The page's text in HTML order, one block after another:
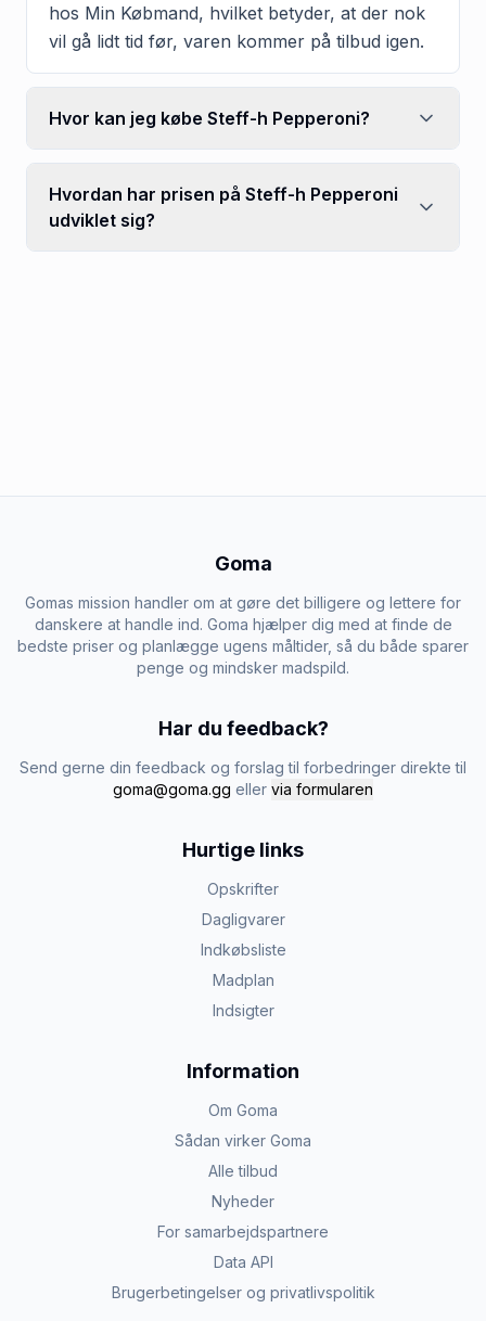
hos Min Købmand, hvilket betyder, at der nok
vil gå lidt tid før, varen kommer på tilbud igen.
Hvor kan jeg købe Steff-h Pepperoni?
Hvordan har prisen på Steff-h Pepperoni
udviklet sig?
Goma
Gomas mission handler om at gøre det billigere og lettere for
danskere at handle ind. Goma hjælper dig med at finde de
bedste priser og planlægge ugens måltider, så du både sparer
penge og mindsker madspild.
Har du feedback?
Send gerne din feedback og forslag til forbedringer direkte til
goma@goma.gg eller via formularen
Hurtige links
Opskrifter
Dagligvarer
Indkøbsliste
Madplan
Indsigter
Information
Om Goma
Sådan virker Goma
Alle tilbud
Nyheder
For samarbejdspartnere
Data API
Brugerbetingelser og privatlivspolitik